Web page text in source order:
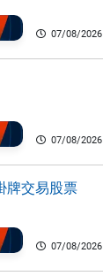
07/08/2026
07/08/2026
牌交易股票
07/08/2026